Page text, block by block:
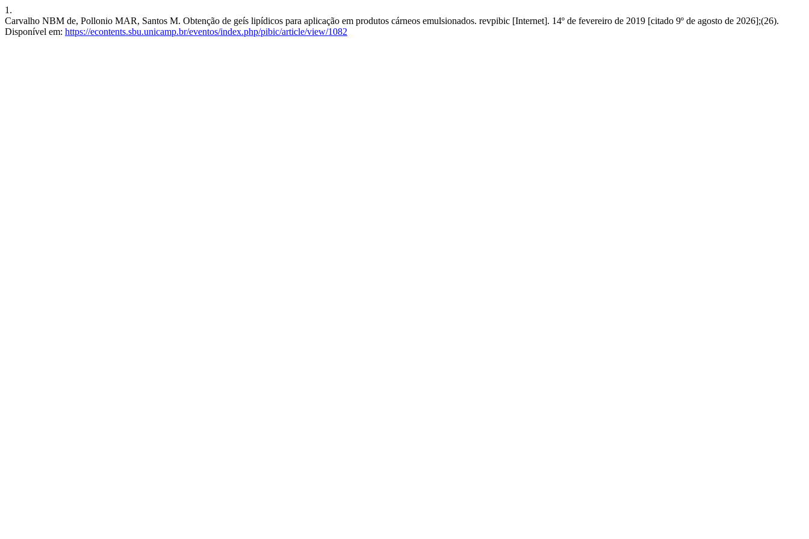
1.
Carvalho NBM de, Pollonio MAR, Santos M. Obtenção de geís lipídicos para aplicação em produtos cárneos emulsionados. revpibic [Internet]. 14º de fevereiro de 2019 [citado 9º de agosto de 2026];(26).
Disponível em: https://econtents.sbu.unicamp.br/eventos/index.php/pibic/article/view/1082